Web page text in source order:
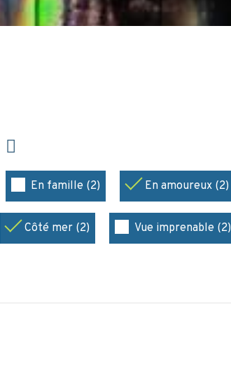
En famille (2) En amoureux (2)
Côté mer (2) Vue imprenable (2)